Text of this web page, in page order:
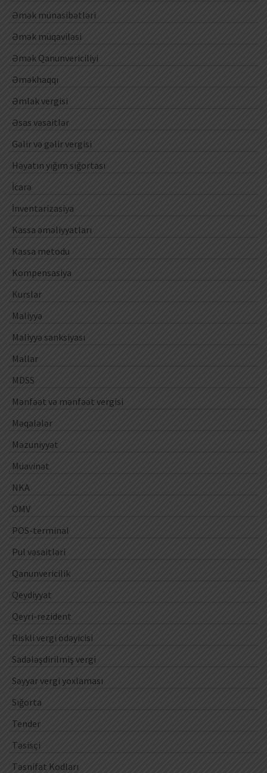
Əmək münasibətləri
Əmək müqaviləsi
Əmək Qanunvericiliyi
Əməkhaqqı
Əmlak vergisi
Əsas vəsaitlər
Gəlir və gəlir vergisi
Həyatın yığım sığortası
İcarə
İnventarizasiya
Kassa əməliyyatları
Kassa metodu
Kompensasiya
Kurslar
Maliyyə
Maliyyə sanksiyası
Mallar
MDSS
Mənfəət və mənfəət vergisi
Məqalələr
Məzuniyyət
Müavinət
NKA
ÖMV
POS-terminal
Pul vəsaitləri
Qanunvericilik
Qeydiyyat
Qeyri-rezident
Riskli vergi ödəyicisi
Sadələşdirilmiş vergi
Səyyar vergi yoxlaması
Sığorta
Tender
Təsisçi
Təsnifat Kodları